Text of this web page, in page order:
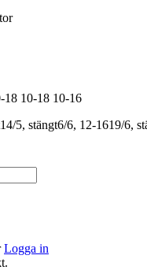
18 10-18 10-16
14/5, stängt6/6, 12-1619/6,
Logga in